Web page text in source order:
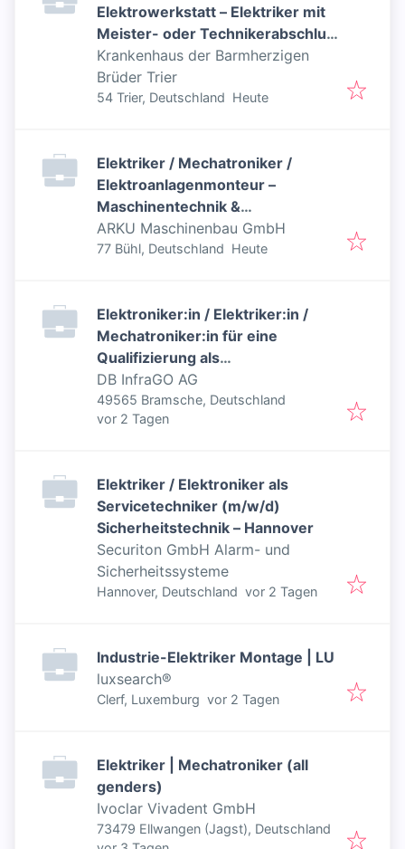
Elektrowerkstatt – Elektriker mit
Meister- oder Technikerabschluss
(w/m/d)
Krankenhaus der Barmherzigen
Brüder Trier
54 Trier, Deutschland Veröffentlicht
Heute
Elektriker / Mechatroniker /
Elektroanlagenmonteur –
Maschinentechnik &
Antriebstechnik (m/w/d)
ARKU Maschinenbau GmbH
77 Bühl, Deutschland Veröffentlicht
Heute
Elektroniker:in / Elektriker:in /
Mechatroniker:in für eine
Qualifizierung als
Signalmechaniker:in
DB InfraGO AG
49565 Bramsche, Deutschland
Veröffentlicht
vor 2 Tagen
Elektriker / Elektroniker als
Servicetechniker (m/w/d)
Sicherheitstechnik – Hannover
Securiton GmbH Alarm- und
Sicherheitssysteme
Hannover, Deutschland Veröffentlicht
vor 2 Tagen
Industrie-Elektriker Montage | LU
luxsearch®
Clerf, Luxemburg Veröffentlicht
vor 2 Tagen
Elektriker | Mechatroniker (all
genders)
Ivoclar Vivadent GmbH
73479 Ellwangen (Jagst), Deutschland